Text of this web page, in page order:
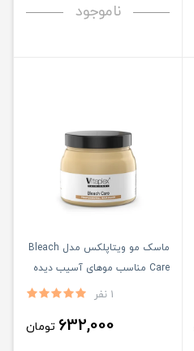
ناموجود
ماسک مو ویتاپلکس مدل Bleach
Care مناسب موهای آسیب دیده
1 نفر
632,000 تومان